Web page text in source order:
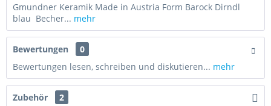
Gmundner Keramik Made in Austria Form Barock Dirndl
blau Becher... mehr
Bewertungen
0
Bewertungen lesen, schreiben und diskutieren... mehr
Zubehör 2